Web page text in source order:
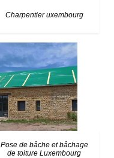
Charpentier uxembourg
Pose de bâche et bâchage
de toiture Luxembourg